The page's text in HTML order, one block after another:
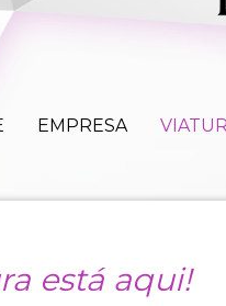
EMPRESA
está aqui!